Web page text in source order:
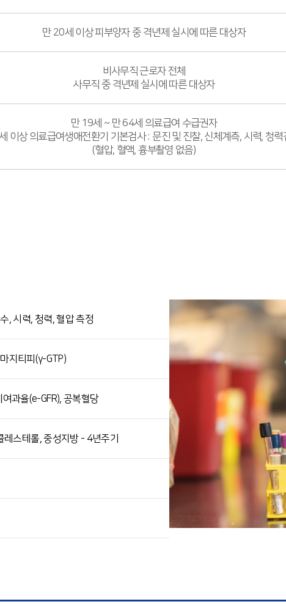
만 20세 이상 피부양자 중 격년제 실시에 따른 대상자
비사무직 근로자 전체
사무직 중 격년제 실시에 따른 대상자
만 19세 ~ 만 64세 의료급여 수급권자
이상 의료급여생애전환기 기본검사 : 문진 및 진찰, 신체계측, 시력, 청력
(혈압, 혈액, 흉부촬영 없음)
, 시력, 청력, 혈압 측정
지티피(γ-GTP)
과율(e-GFR), 공복혈당
스테롤, 중성지방 - 4년주기